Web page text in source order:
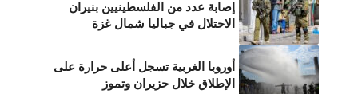
إصابة عدد من الفلسطينيين بنيران
الاحتلال في جباليا شمال غزة
أوروبا الغربية تسجل أعلى حرارة على
الإطلاق خلال حزيران وتموز